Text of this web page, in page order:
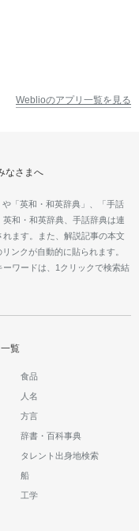
Weblioのアプリ一覧を見る
なさまへ
「英和・和英辞典」、「手話
和・和英辞典、手話辞典は連
ます。また、解説記事の本文
ンクが自動的に貼られます。
ワードは、1クリックで検索結
覧
食品
人名
方言
辞書・百科事典
タレント出身地検索
船
工学